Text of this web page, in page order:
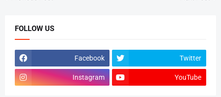
FOLLOW US
Facebook Twitter
Instagram YouTube